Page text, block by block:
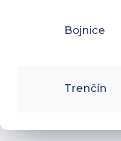
Bojnice
Trenčín